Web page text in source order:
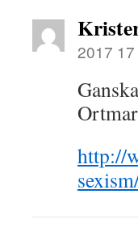
2017
http://